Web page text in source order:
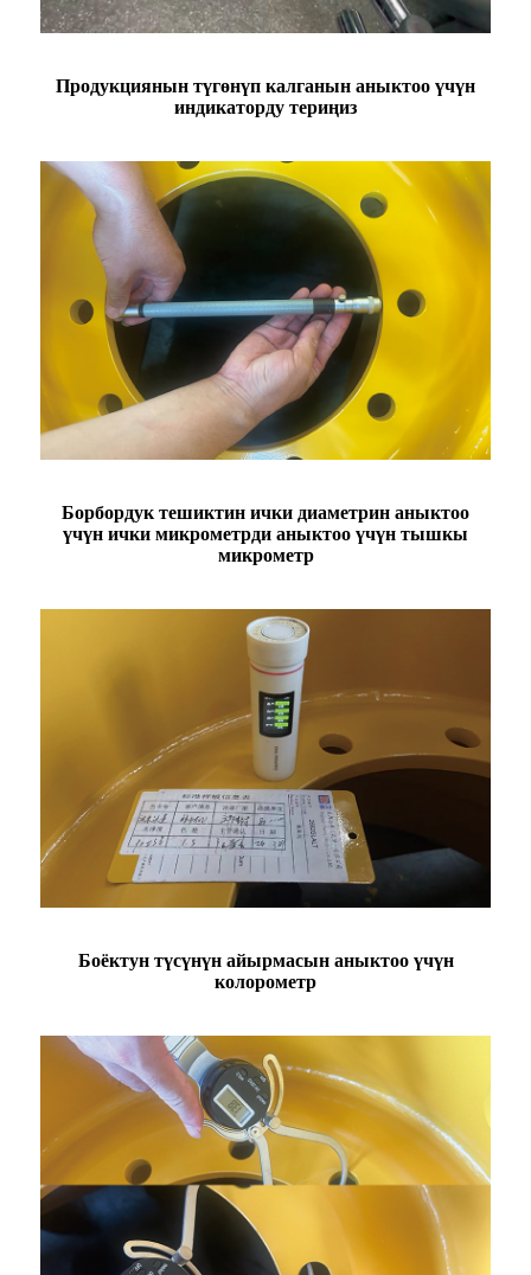
Продукциянын түгөнүп калганын аныктоо үчүн
индикаторду териңиз
Борбордук тешиктин ички диаметрин аныктоо
үчүн ички микрометрди аныктоо үчүн тышкы
микрометр
Боёктун түсүнүн айырмасын аныктоо үчүн
колорометр